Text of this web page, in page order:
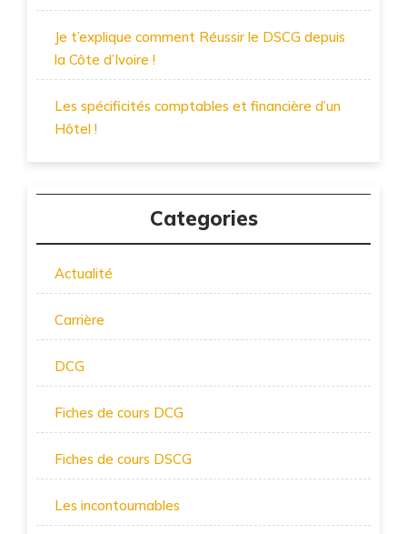
Je t’explique comment Réussir le DSCG depuis
la Côte d’Ivoire !
Les spécificités comptables et financière d’un
Hôtel !
Categories
Actualité
Carrière
DCG
Fiches de cours DCG
Fiches de cours DSCG
Les incontournables